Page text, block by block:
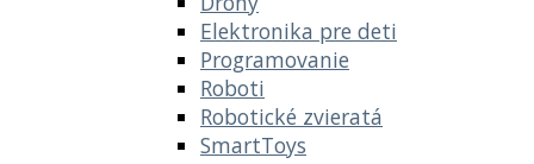
Elektronika pre deti
Programovanie
Roboti
Robotické zvieratá
SmartToys